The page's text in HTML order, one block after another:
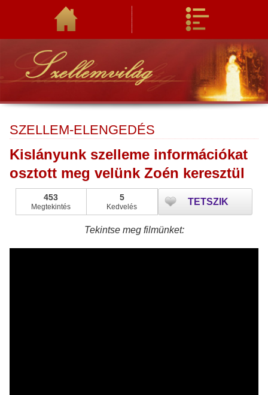
SZELLEM-ELENGEDÉS
Kislányunk szelleme információkat
osztott meg velünk Zoén keresztül
453
Megtekintés
5
Kedvelés TETSZIK
Tekintse meg filmünket: